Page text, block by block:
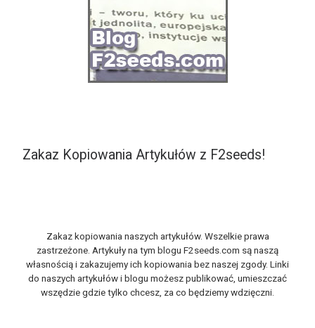
Zakaz Kopiowania Artykułów z F2seeds!
Zakaz kopiowania naszych artykułów. Wszelkie prawa
zastrzeżone. Artykuły na tym blogu F2seeds.com są naszą
własnością i zakazujemy ich kopiowania bez naszej zgody. Linki
do naszych artykułów i blogu możesz publikować, umieszczać
wszędzie gdzie tylko chcesz, za co będziemy wdzięczni.